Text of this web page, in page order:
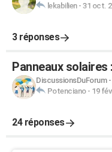
lekabilien- 31 oct.
3 réponses
Panneaux solaires
DiscussionsDuForum-
Potenciano- 19
24 réponses